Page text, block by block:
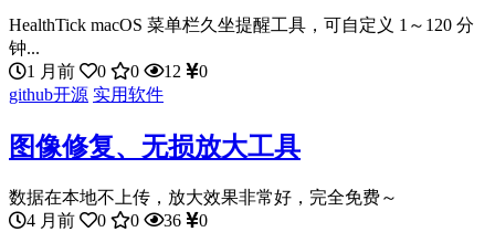
HealthTick macOS 菜单栏久坐提醒工具，可自定义 1～120 分
钟...
1 月前
0 0 12
0
github开源 实用软件
图像修复、无损放大工具
数据在本地不上传，放大效果非常好，完全免费～
4 月前
0 0 36
0